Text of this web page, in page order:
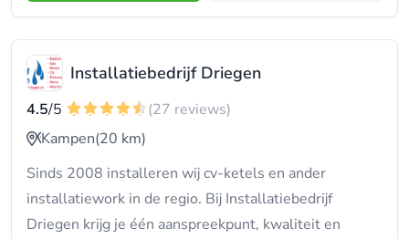
Installatiebedrijf Driegen
4.5/5
(27 reviews)
Kampen(20 km)
Sinds 2008 installeren wij cv-ketels en ander
installatiework in de regio. Bij Installatiebedrijf
Driegen krijg je één aanspreekpunt, kwaliteit en